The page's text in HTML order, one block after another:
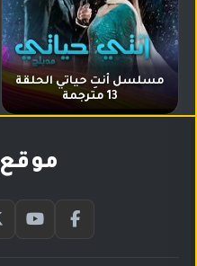
مسلسل أنتِ حياتي الحلقة
13 مترجمة